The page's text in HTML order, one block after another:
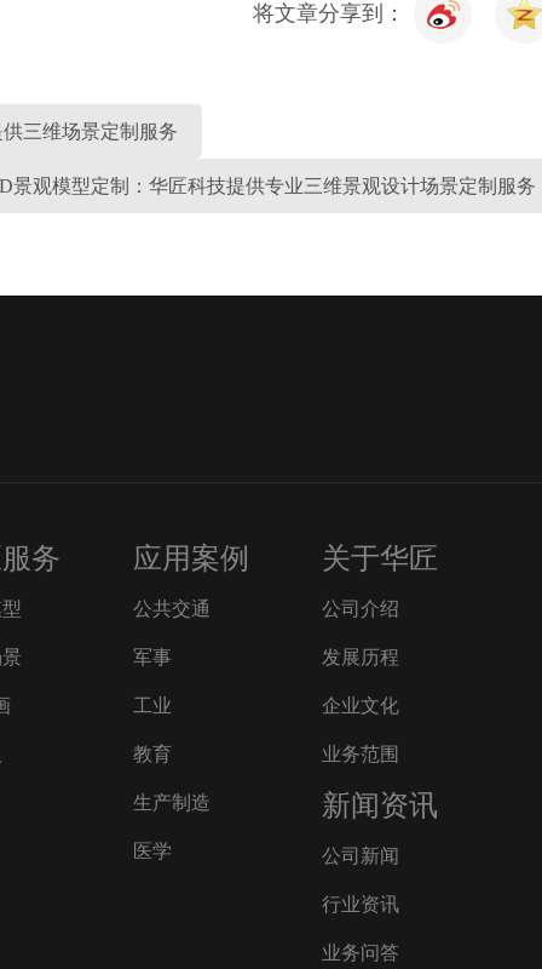
将文章分享到：
三维场景定制服务
景观模型定制：华匠科技提供专业三维景观设计场景定制服务
务 应用案例
公共交通
军事
工业
教育
生产制造
医学
关于华匠
公司介绍
发展历程
企业文化
业务范围
新闻资讯
公司新闻
行业资讯
业务问答